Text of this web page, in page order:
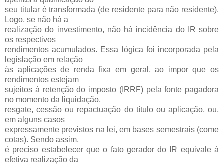
seu titular é transformada (de residente para não residente).
Logo, se não há a
realização do investimento, não há incidência do IR sobre
os respectivos
rendimentos acumulados. Essa lógica foi incorporada pela
legislação em relação
às aplicações de renda fixa em geral, ao impor que os
rendimentos estejam
sujeitos à retenção do imposto (IRRF) pela fonte pagadora
no momento da liquidação,
resgate, cessão ou repactuação do título ou aplicação, ou,
em alguns casos
expressamente previstos na lei, em bases semestrais (come
cotas). Sendo assim,
é preciso estabelecer que o fato gerador do IR equivale à
efetiva realização da